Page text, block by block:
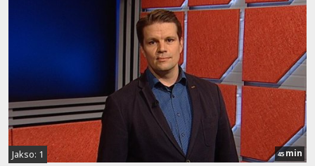
Jakso: 1 45 min